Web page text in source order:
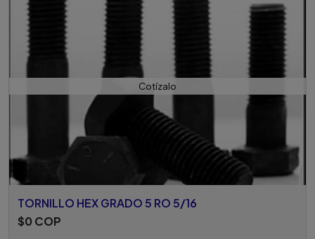
Cotízalo
TORNILLO HEX GRADO 5 RO 5/16
$0 COP